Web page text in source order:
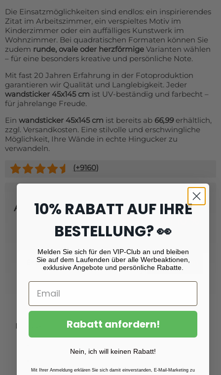
Die Einsatzmöglichkeiten sind endlos: ein inspirierendes
Zitat im Arbeitszimmer, ein verspieltes Motiv im
Kinderzimmer oder ein auffälliges Kunstwerk im
Wohnzimmer. Bei quadratischen Formaten können Sie
zudem runde, ovale oder herzförmige Varianten wählen
– für eine besonders kreative und persönliche Note.
Mit fast 20 Jahren Erfahrung in der Fotoproduktion
garantieren wir Qualität und Langlebigkeit. Jeder
wandsticker 45x145 cm ist UV-beständig und farbecht –
für jahrelange Freude.
Ein wandsticker 45x145 cm ist bereits ab 66,99erhältlich,
zzgl. Versandkosten. Eine stilvolle und erschwingliche
Möglichkeit, Ihre Wände in echte Hingucker zu
verwandeln.
(+9160)
Abonnieren Sie unseren Newsletter
Email
Registrieren
Produkte
10% RABATT AUF IHRE
BESTELLUNG? 👀
Melden Sie sich für den VIP-Club an und bleiben
Sie auf dem Laufenden über alle Werbeaktionen,
exklusive Angebote und persönliche Rabatte.
Rabatt anfordern!
Nein, ich will keinen Rabatt!
Mit Ihrer Anmeldung erklären Sie sich damit einverstanden, E-Mail-Marketing zu